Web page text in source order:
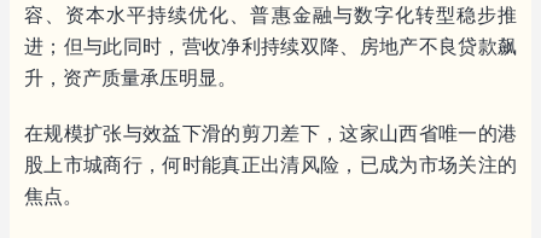
容、资本水平持续优化、普惠金融与数字化转型稳步推
进；但与此同时，营收净利持续双降、房地产不良贷款飙
升，资产质量承压明显。
在规模扩张与效益下滑的剪刀差下，这家山西省唯一的港
股上市城商行，何时能真正出清风险，已成为市场关注的
焦点。